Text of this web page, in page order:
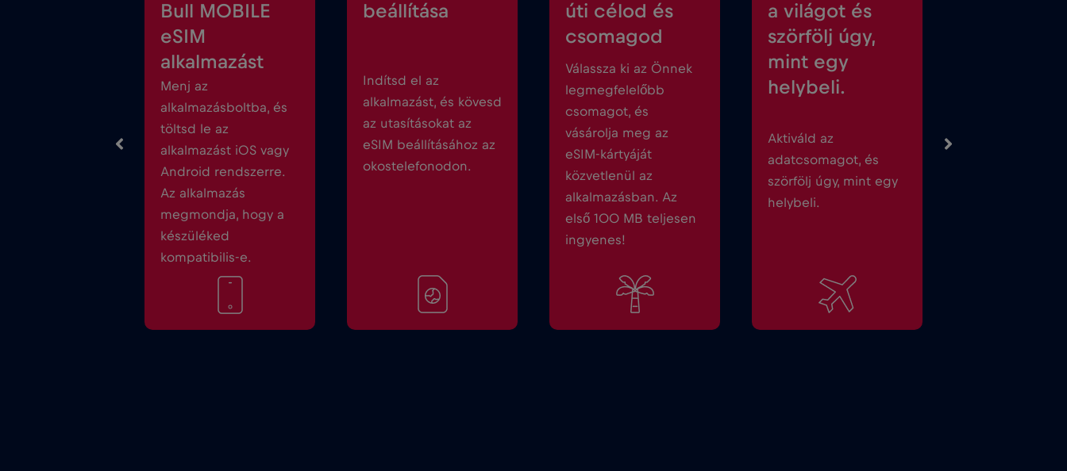
Bull MOBILE
eSIM
alkalmazást
Menj az
alkalmazásboltba, és
töltsd le az
alkalmazást iOS vagy
Android rendszerre.
Az alkalmazás
megmondja, hogy a
készüléked
kompatibilis-e.
beállítása
Indítsd el az
alkalmazást, és kövesd
az utasításokat az
eSIM beállításához az
okostelefonodon.
úti célod és
csomagod
Válassza ki az Önnek
legmegfelelőbb
csomagot, és
vásárolja meg az
eSIM-kártyáját
közvetlenül az
alkalmazásban. Az
első 100 MB teljesen
ingyenes!
a világot és
szörfölj úgy,
mint egy
helybeli.
Aktiváld az
adatcsomagot, és
szörfölj úgy, mint egy
helybeli.